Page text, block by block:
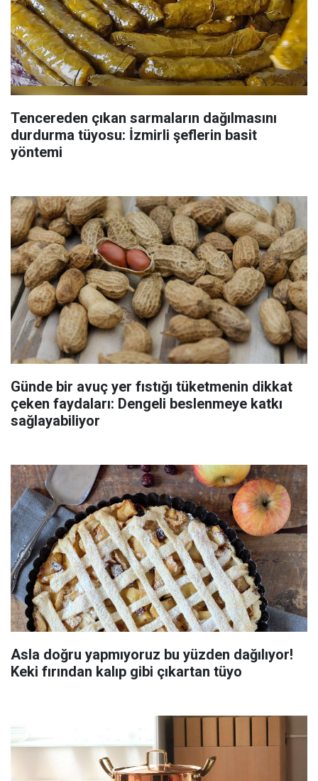
Tencereden çıkan sarmaların dağılmasını
durdurma tüyosu: İzmirli şeflerin basit
yöntemi
Günde bir avuç yer fıstığı tüketmenin dikkat
çeken faydaları: Dengeli beslenmeye katkı
sağlayabiliyor
Asla doğru yapmıyoruz bu yüzden dağılıyor!
Keki fırından kalıp gibi çıkartan tüyo